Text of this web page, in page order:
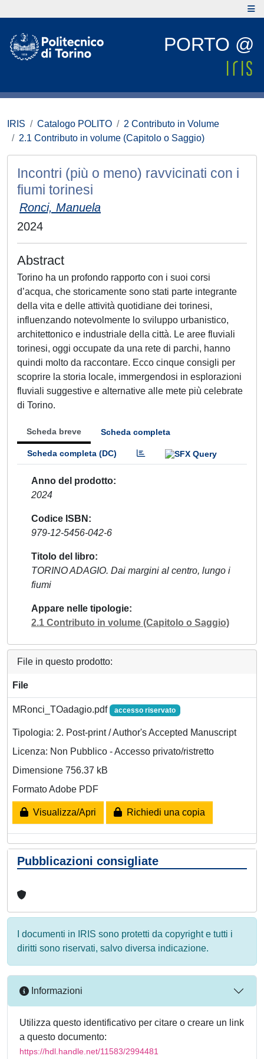
PORTO @
IRIS Catalogo POLITO
2 Contributo in Volume
2.1 Contributo in volume (Capitolo o Saggio)
Incontri (più o meno) ravvicinati con i
fiumi torinesi
Ronci, Manuela
2024
Abstract
Torino ha un profondo rapporto con i suoi corsi
d’acqua, che storicamente sono stati parte integrante
della vita e delle attività quotidiane dei torinesi,
influenzando notevolmente lo sviluppo urbanistico,
architettonico e industriale della città. Le aree fluviali
torinesi, oggi occupate da una rete di parchi, hanno
quindi molto da raccontare. Ecco cinque consigli per
scoprire la storia locale, immergendosi in esplorazioni
fluviali suggestive e alternative alle mete più celebrate
di Torino.
Scheda breve Scheda completa
Scheda completa (DC)
Anno del prodotto
2024
Codice ISBN
979-12-5456-042-6
Titolo del libro
TORINO ADAGIO. Dai margini al centro, lungo i
fiumi
Appare nelle tipologie
2.1 Contributo in volume (Capitolo o Saggio)
File in questo prodotto:
File
MRonci_TOadagio.pdf accesso riservato
Tipologia: 2. Post-print / Author's Accepted Manuscript
Licenza: Non Pubblico - Accesso privato/ristretto
Dimensione 756.37 kB
Formato Adobe PDF
Visualizza/Apri Richiedi una copia
Pubblicazioni consigliate
I documenti in IRIS sono protetti da copyright e tutti i
diritti sono riservati, salvo diversa indicazione.
Informazioni
Utilizza questo identificativo per citare o creare un link
a questo documento:
https://hdl.handle.net/11583/2994481